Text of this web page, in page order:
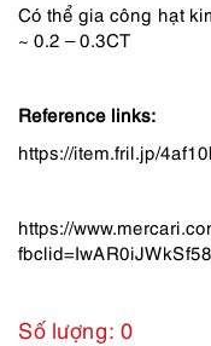
Có thể gia công hạt
~ 0.2 – 0.3CT
Reference links:
https://item.fril.jp/
https://
Số lượng: 0